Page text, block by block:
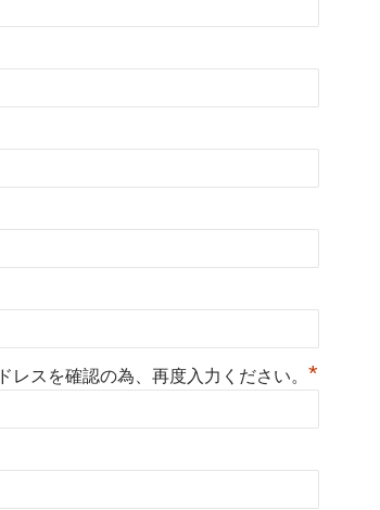
スを確認の為、再度入力ください。 *